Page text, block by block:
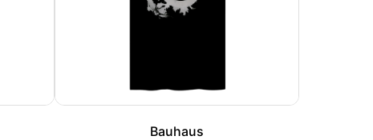
Bauhaus